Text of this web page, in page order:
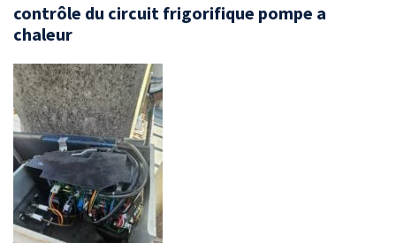
contrôle du circuit frigorifique pompe a
chaleur